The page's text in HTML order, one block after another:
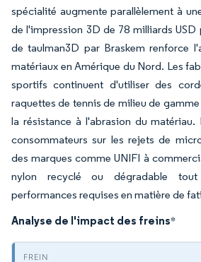
spécialité augmente parallèlement à
de l'impression 3D de 78 milliards USD
de taulman3D par Braskem renforce
matériaux en Amérique du Nord. Les
sportifs continuent d'utiliser des
raquettes de tennis de milieu de
la résistance à l'abrasion du
consommateurs sur les rejets de
des marques comme UNIFI à
nylon recyclé ou dégradable
performances requises en matière de
Analyse de l'impact des freins*